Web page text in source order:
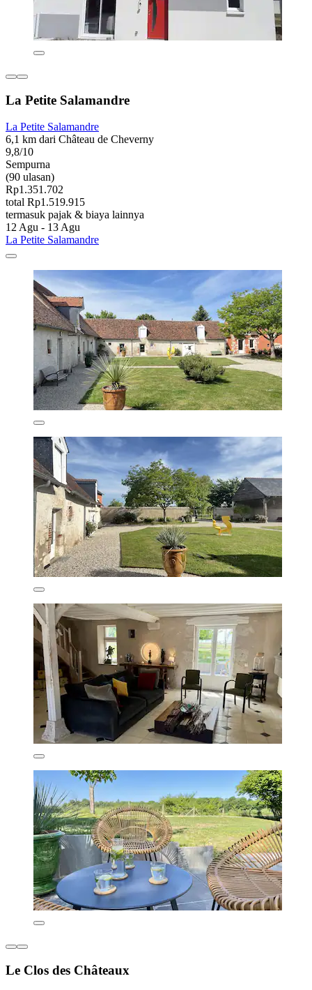
La Petite Salamandre
La Petite Salamandre
6,1 km dari Château de Cheverny
9,8/10
Sempurna
(90 ulasan)
Rp1.351.702
total Rp1.519.915
termasuk pajak & biaya lainnya
12 Agu - 13 Agu
La Petite Salamandre
Le Clos des Châteaux